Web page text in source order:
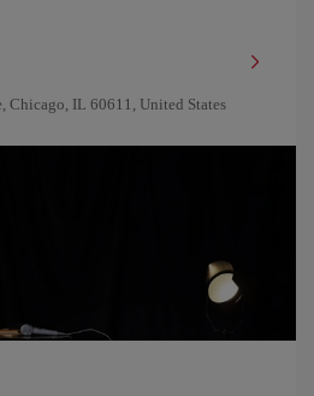
Chicago, IL 60611, United States